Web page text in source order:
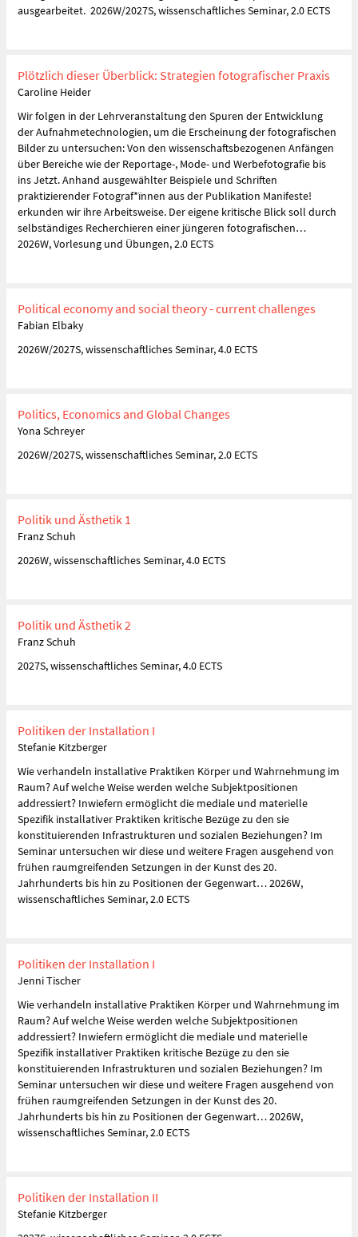
ausgearbeitet. 2026W/2027S, wissenschaftliches Seminar, 2.0 ECTS
Plötzlich dieser Überblick: Strategien fotografischer Praxis
Caroline Heider
Wir folgen in der Lehrveranstaltung den Spuren der Entwicklung
der Aufnahmetechnologien, um die Erscheinung der fotografischen
Bilder zu untersuchen: Von den wissenschaftsbezogenen Anfängen
über Bereiche wie der Reportage-, Mode- und Werbefotografie bis
ins Jetzt. Anhand ausgewählter Beispiele und Schriften
praktizierender Fotograf*ïnnen aus der Publikation Manifeste!
erkunden wir ihre Arbeitsweise. Der eigene kritische Blick soll durch
selbständiges Recherchieren einer jüngeren fotografischen…
2026W, Vorlesung und Übungen, 2.0 ECTS
Political economy and social theory - current challenges
Fabian Elbaky
2026W/2027S, wissenschaftliches Seminar, 4.0 ECTS
Politics, Economics and Global Changes
Yona Schreyer
2026W/2027S, wissenschaftliches Seminar, 2.0 ECTS
Politik und Ästhetik 1
Franz Schuh
2026W, wissenschaftliches Seminar, 4.0 ECTS
Politik und Ästhetik 2
Franz Schuh
2027S, wissenschaftliches Seminar, 4.0 ECTS
Politiken der Installation I
Stefanie Kitzberger
Wie verhandeln installative Praktiken Körper und Wahrnehmung im
Raum? Auf welche Weise werden welche Subjektpositionen
addressiert? Inwiefern ermöglicht die mediale und materielle
Spezifik installativer Praktiken kritische Bezüge zu den sie
konstituierenden Infrastrukturen und sozialen Beziehungen? Im
Seminar untersuchen wir diese und weitere Fragen ausgehend von
frühen raumgreifenden Setzungen in der Kunst des 20.
Jahrhunderts bis hin zu Positionen der Gegenwart… 2026W,
wissenschaftliches Seminar, 2.0 ECTS
Politiken der Installation I
Jenni Tischer
Wie verhandeln installative Praktiken Körper und Wahrnehmung im
Raum? Auf welche Weise werden welche Subjektpositionen
addressiert? Inwiefern ermöglicht die mediale und materielle
Spezifik installativer Praktiken kritische Bezüge zu den sie
konstituierenden Infrastrukturen und sozialen Beziehungen? Im
Seminar untersuchen wir diese und weitere Fragen ausgehend von
frühen raumgreifenden Setzungen in der Kunst des 20.
Jahrhunderts bis hin zu Positionen der Gegenwart… 2026W,
wissenschaftliches Seminar, 2.0 ECTS
Politiken der Installation II
Stefanie Kitzberger